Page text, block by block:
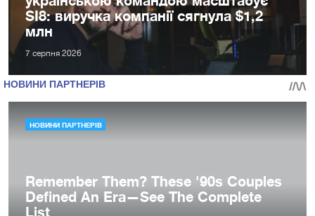
SI8: виручка компанії сягнула $1,2
млн
7 серпня 2026